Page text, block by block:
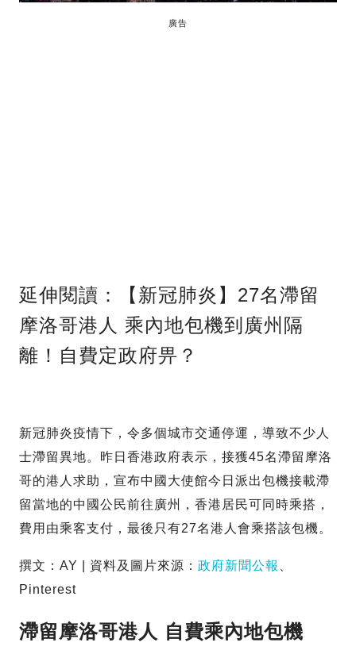
廣告
延伸閱讀：【新冠肺炎】27名滯留
摩洛哥港人 乘內地包機到廣州隔
離！自費定政府畀？
新冠肺炎疫情下，令多個城市交通停運，導致不少人
士滯留異地。昨日香港政府表示，接獲45名滯留摩洛
哥的港人求助，宣布中國大使館今日派出包機接載滯
留當地的中國公民前往廣州，香港居民可同時乘搭，
費用由乘客支付，最後只有27名港人會乘搭該包機。
撰文：AY | 資料及圖片來源： 政府新聞公報
Pinterest
滯留摩洛哥港人 自費乘內地包機